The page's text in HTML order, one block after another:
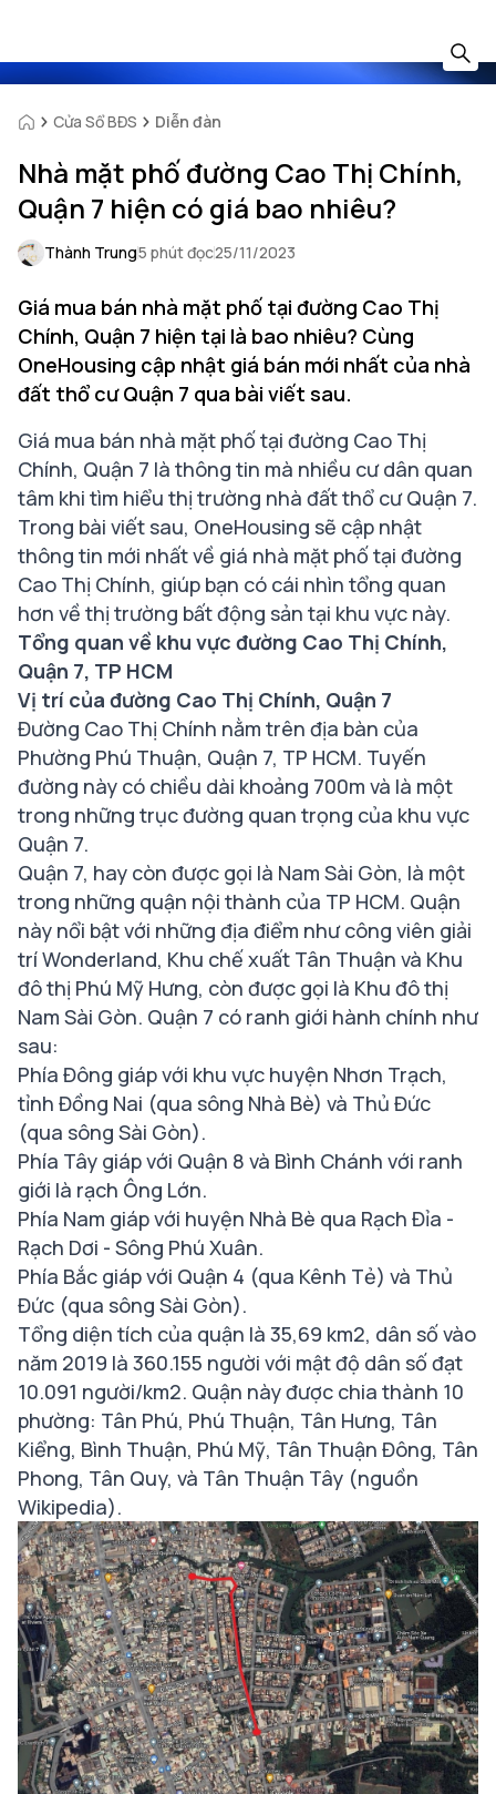
Cửa Sổ BĐS Diễn đàn
Nhà mặt phố đường Cao Thị Chính,
Quận 7 hiện có giá bao nhiêu?
Thành Trung5 phút đọc25/11/2023
Giá mua bán nhà mặt phố tại đường Cao Thị
Chính, Quận 7 hiện tại là bao nhiêu? Cùng
OneHousing cập nhật giá bán mới nhất của nhà
đất thổ cư Quận 7 qua bài viết sau.
Giá mua bán nhà mặt phốtại đường Cao Thị
Chính, Quận 7 là thông tin mà nhiều cư dân quan
tâm khi tìm hiểu thị trường nhà đất thổ cư Quận 7.
Trong bài viết sau, OneHousing sẽ cập nhật
thông tin mới nhất về giá nhà mặt phố tại đường
Cao Thị Chính, giúp bạn có cái nhìn tổng quan
hơn về thị trường bất động sản tại khu vực này.
Tổng quan về khu vực đường Cao Thị Chính,
Quận 7, TP HCM
Vị trí của đường Cao Thị Chính, Quận 7
Đường Cao Thị Chính nằm trên địa bàn của
Phường Phú Thuận, Quận 7, TP HCM. Tuyến
đường này có chiều dài khoảng 700m và là một
trong những trục đường quan trọng của khu vực
Quận 7.
Quận 7, hay còn được gọi là Nam Sài Gòn, là một
trong những quận nội thành của TP HCM. Quận
này nổi bật với những địa điểm như công viên giải
trí Wonderland, Khu chế xuất Tân Thuận và Khu
đô thị Phú Mỹ Hưng, còn được gọi là Khu đô thị
Nam Sài Gòn. Quận 7 có ranh giới hành chính như
sau:
Phía Đông giáp với khu vực huyện Nhơn Trạch,
tỉnh Đồng Nai (qua sông Nhà Bè) và Thủ Đức
(qua sông Sài Gòn).
Phía Tây giáp với Quận 8 và Bình Chánh với ranh
giới là rạch Ông Lớn.
Phía Nam giáp với huyện Nhà Bè qua Rạch Đỉa -
Rạch Dơi - Sông Phú Xuân.
Phía Bắc giáp với Quận 4 (qua Kênh Tẻ) và Thủ
Đức (qua sông Sài Gòn).
Tổng diện tích của quận là 35,69 km2, dân số vào
năm 2019 là 360.155 người với mật độ dân số đạt
10.091 người/km2. Quận này được chia thành 10
phường: Tân Phú, Phú Thuận, Tân Hưng, Tân
Kiểng, Bình Thuận, Phú Mỹ, Tân Thuận Đông, Tân
Phong, Tân Quy, và Tân Thuận Tây (nguồn
Wikipedia).